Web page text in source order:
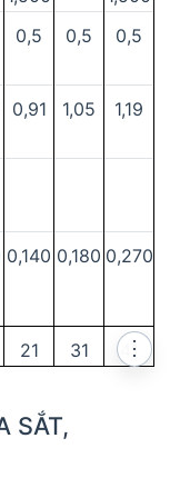
0,5 0,5 0,5
0,91 1,05 1,19
0,140 0,180 0,270
21 31 41
SẮT,
⋮